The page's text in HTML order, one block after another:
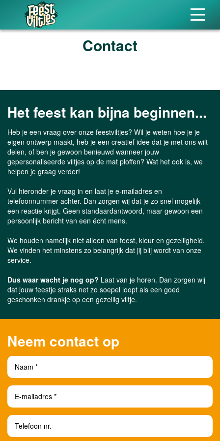
Contact
Het feest kan bijna beginnen...
Heb je een vraag over onze feestviltjes? Wil je weten hoe je je
eigen ontwerp maakt, heb je een creatief idee dat je met ons wilt
delen, of ben je gewoon benieuwd wanneer jouw
gepersonaliseerde viltjes op de mat ploffen? Wat het ook is, we
helpen je graag verder!
Vul hieronder je vraag in en laat je e-mailadres en
telefoonnummer achter. Dan zorgen wij dat je zo snel mogelijk
een reactie krijgt. Geen standaardantwoord, maar gewoon een
persoonlijk bericht van een écht mens.
We houden namelijk niet alleen van feest, kleur en gezelligheid.
We vinden het minstens zo belangrijk dat jij blij wordt van onze
service.
Dus waar wacht je nog op? Laat van je horen. Dan zorgen wij
dat jouw feestje straks net zo soepel loopt als een goed
geschonken drankje op een gezellig viltje.
Neem contact op
Naam *
E-mailadres *
Telefoon nr.